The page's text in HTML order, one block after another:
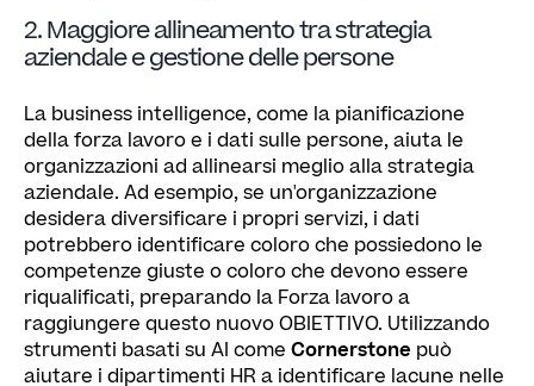
2. Maggiore allineamento tra strategia
aziendale e gestione delle persone
La business intelligence, come la pianificazione
della forza lavoro e i dati sulle persone, aiuta le
organizzazioni ad allinearsi meglio alla strategia
aziendale. Ad esempio, se un'organizzazione
desidera diversificare i propri servizi, i dati
potrebbero identificare coloro che possiedono le
competenze giuste o coloro che devono essere
riqualificati, preparando la Forza lavoro a
raggiungere questo nuovo OBIETTIVO. Utilizzando
strumenti basati su AI come Cornerstone può
aiutare i dipartimenti HR a identificare lacune nelle